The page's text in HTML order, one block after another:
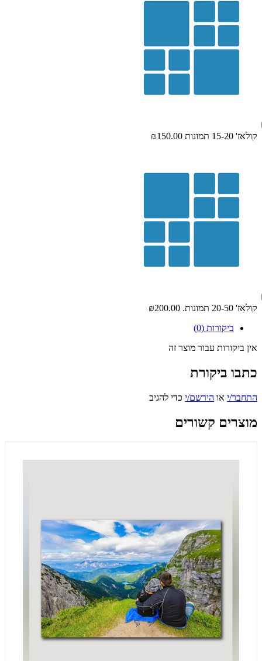
קולאז' 15-20 תמונות ₪150.00
קולאז' 20-50 תמונות.
₪200.00
ביקורות (0)
אין ביקורות עבור מוצר זה
כתבו ביקורת
התחבר/י או הירשם/י כדי להגיב
מוצרים קשורים